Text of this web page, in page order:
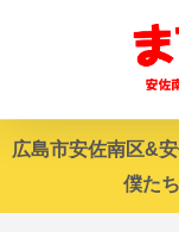
広島市安佐南区&
僕た